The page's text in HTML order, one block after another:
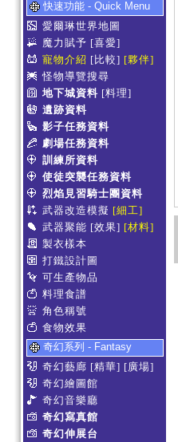
快速功能 - Quick Menu
愛爾琳世界地圖
魔力賦予 [喜愛]
寵物介紹 [比較] [夥伴]
怪物導覽搜尋
地下城資料 [料理]
遺跡資料
影子任務資料
劇場任務資料
訓練所資料
使徒突襲任務資料
烈焰見習騎士團資料
武器改造模擬 [細工]
武器聚能 [效果] [材料]
製衣樣本
打鐵設計圖
可生產物品
料理食譜
角色稱號
食物效果
奇幻系列 - Fantasy
奇幻藝廊 [精華] [廣場]
奇幻繪圖館
奇幻音樂廳
奇幻寫真館
奇幻伸展台